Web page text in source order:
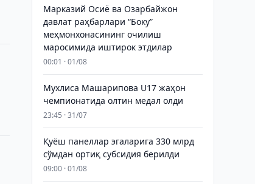
Марказий Осиё ва Озарбайжон
давлат раҳбарлари “Боку”
меҳмонхонасининг очилиш
маросимида иштирок этдилар
00:01 · 01/08
Мухлиса Машарипова U17 жаҳон
чемпионатида олтин медал олди
23:45 · 31/07
Қуёш панеллар эгаларига 330 млрд
сўмдан ортиқ субсидия берилди
09:00 · 01/08